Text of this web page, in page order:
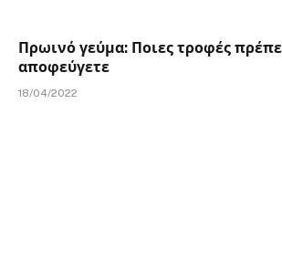
Πρωινό γεύμα: Ποιες τροφές
αποφεύγετε
18/04/2022